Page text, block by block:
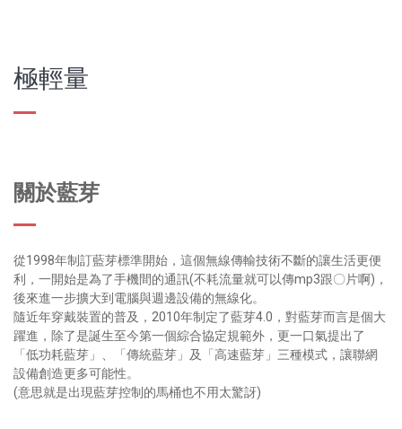
極輕量
關於藍芽
從1998年制訂藍芽標準開始，這個無線傳輸技術不斷的讓生活更便
利，一開始是為了手機間的通訊(不耗流量就可以傳mp3跟〇片啊)，
後來進一步擴大到電腦與週邊設備的無線化。
隨近年穿戴裝置的普及，2010年制定了藍芽4.0，對藍芽而言是個大
躍進，除了是誕生至今第一個綜合協定規範外，更一口氣提出了
「低功耗藍芽」、「傳統藍芽」及「高速藍芽」三種模式，讓聯網
設備創造更多可能性。
(意思就是出現藍芽控制的馬桶也不用太驚訝)